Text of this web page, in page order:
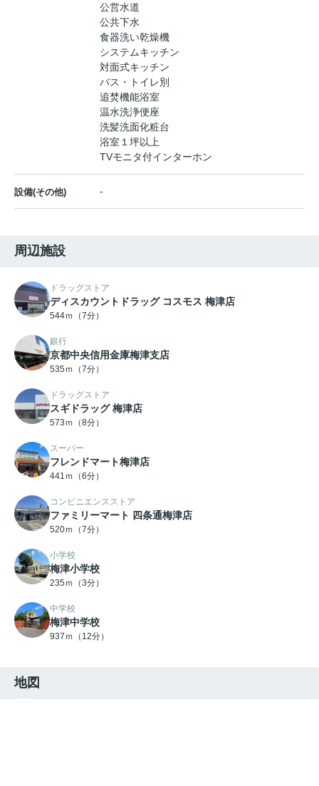
公営水道
公共下水
食器洗い乾燥機
システムキッチン
対面式キッチン
バス・トイレ別
追焚機能浴室
温水洗浄便座
洗髪洗面化粧台
浴室１坪以上
TVモニタ付インターホン
設備(その他) -
周辺施設
ドラッグストア
ディスカウントドラッグ コスモス 梅津店
544ｍ（7分）
銀行
京都中央信用金庫梅津支店
535ｍ（7分）
ドラッグストア
スギドラッグ 梅津店
573ｍ（8分）
スーパー
フレンドマート梅津店
441ｍ（6分）
コンビニエンスストア
ファミリーマート 四条通梅津店
520ｍ（7分）
小学校
梅津小学校
235ｍ（3分）
中学校
梅津中学校
937ｍ（12分）
地図